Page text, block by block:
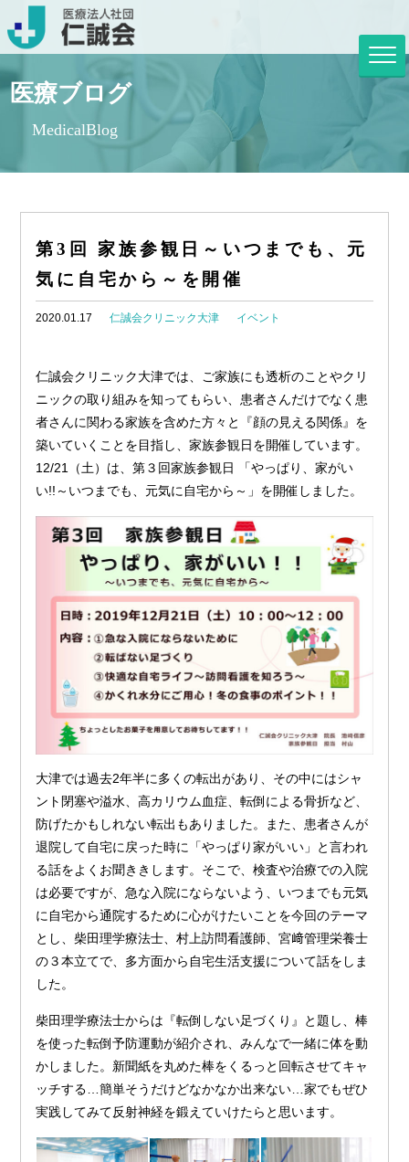
医療ブログ
MedicalBlog
第3回 家族参観日～いつまでも、元
気に自宅から～を開催
2020.01.17 仁誠会クリニック大津 イベント
仁誠会クリニック大津では、ご家族にも透析のことやクリ
ニックの取り組みを知ってもらい、患者さんだけでなく患
者さんに関わる家族を含めた方々と『顔の見える関係』を
築いていくことを目指し、家族参観日を開催しています。
12/21（土）は、第３回家族参観日 「やっぱり、家がい
い!!～いつまでも、元気に自宅から～」を開催しました。
大津では過去2年半に多くの転出があり、その中にはシャ
ント閉塞や溢水、高カリウム血症、転倒による骨折など、
防げたかもしれない転出もありました。また、患者さんが
退院して自宅に戻った時に「やっぱり家がいい」と言われ
る話をよくお聞ききします。そこで、検査や治療での入院
は必要ですが、急な入院にならないよう、いつまでも元気
に自宅から通院するために心がけたいことを今回のテーマ
とし、柴田理学療法士、村上訪問看護師、宮﨑管理栄養士
の３本立てで、多方面から自宅生活支援について話をしま
した。
柴田理学療法士からは『転倒しない足づくり』と題し、棒
を使った転倒予防運動が紹介され、みんなで一緒に体を動
かしました。新聞紙を丸めた棒をくるっと回転させてキャ
ッチする…簡単そうだけどなかなか出来ない…家でもぜひ
実践してみて反射神経を鍛えていけたらと思います。